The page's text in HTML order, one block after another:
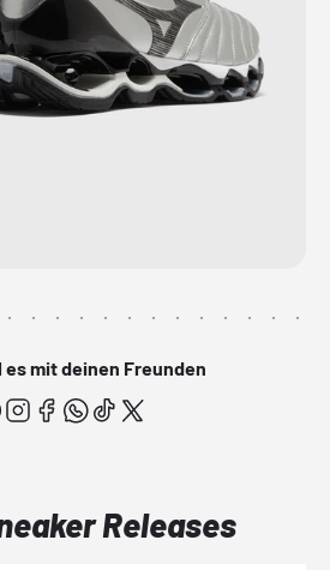
es mit deinen Freunden
Releases